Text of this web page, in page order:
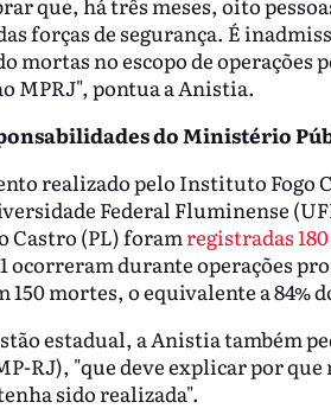
forças de segurança. É
mortas no escopo de
MPRJ", pontua a Anistia.
do Ministério
realizado pelo Instituto Fogo
Federal Fluminense
Castro (PL) foramregistradas
ocorreram durante operações
150 mortes, o equivalente a 84%
estadual, a Anistia também
RJ), "que deve explicar por
sido realizada".